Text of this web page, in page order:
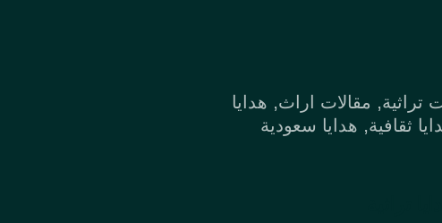
تراثية, مقالات اراث, هدايا
ثقافية, هدايا سعودية